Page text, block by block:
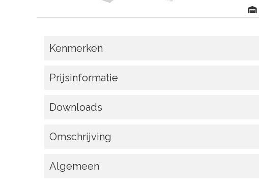
Kenmerken
Prijsinformatie
Downloads
Omschrijving
Algemeen